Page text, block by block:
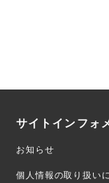
サイトインフォ
お知らせ
個人情報の取り扱い